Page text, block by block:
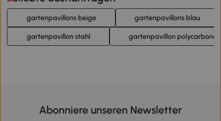
gartenpavillons beige gartenpavillons blau
gartenpavillon stahl gartenpavillon polycarbonat
Abonniere unseren Newsletter